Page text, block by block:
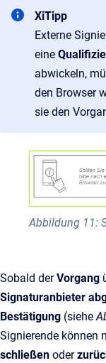
XiTipp
Externe
eine
abwickeln,
den Browser
sie den
Abbildung 11:
Sobald derVorgang
Signaturanbieter
Bestätigung (siehe
Signierende können
schließen oder